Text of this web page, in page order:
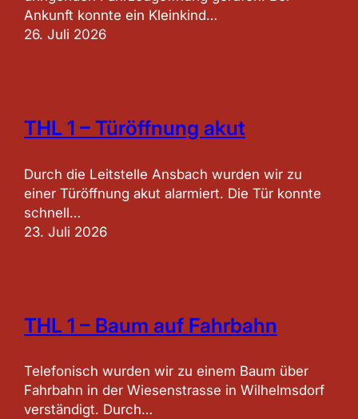
Ankunft konnte ein Kleinkind…
26. Juli 2026
THL 1 – Türöffnung akut
Durch die Leitstelle Ansbach wurden wir zu
einer Türöffnung akut alarmiert. Die Tür konnte
schnell…
23. Juli 2026
THL 1 – Baum auf Fahrbahn
Telefonisch wurden wir zu einem Baum über
Fahrbahn in der Wiesenstrasse in Wilhelmsdorf
verständigt. Durch…